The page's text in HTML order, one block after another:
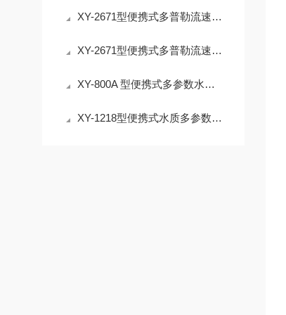
XY-2671型便携式多普勒流速流量仪—即时测量长数据积累的可靠伙伴
XY-2671型便携式多普勒流速流量仪—适应复杂水下环境的流量测量方案
XY-800A 型便携式多参数水质检测仪 野外一体化消解比色介绍
XY-1218型便携式水质多参数检测仪产品特点